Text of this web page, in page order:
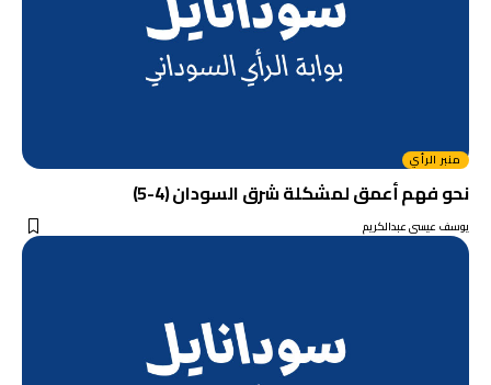
منبر الرأي
نحو فهم أعمق لمشكلة شرق السودان (4-5)
يوسف عيسى عبدالكريم